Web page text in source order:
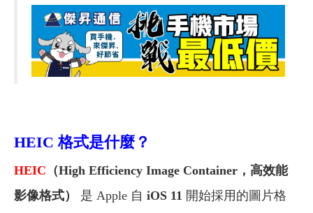
HEIC 格式是什麼？
HEIC （High Efficiency Image Container，高效能
影像格式）
是 Apple 自 iOS 11 開始採用的圖片格